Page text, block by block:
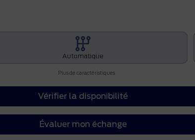
Automatique
Plus de caractéristiques
Vérifier la disponibilité
Évaluer mon échange